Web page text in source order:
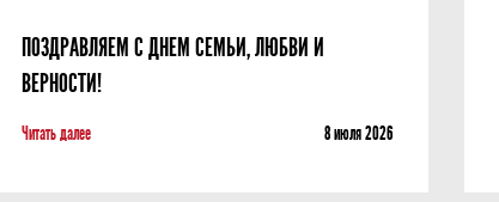
ПОЗДРАВЛЯЕМ С ДНЕМ СЕМЬИ, ЛЮБВИ И
ВЕРНОСТИ!
Читать далее 8 июля 2026